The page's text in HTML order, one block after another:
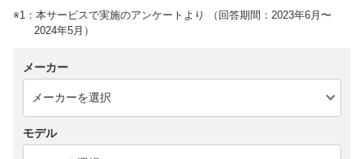
※1：本サービスで実施のアンケートより （回答期間：2023年6月〜
2024年5月）
メーカー
モデル